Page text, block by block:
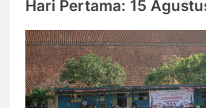
Hari Pertama: 15